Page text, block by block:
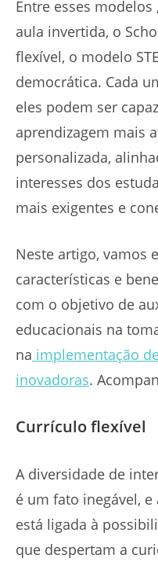
Entre esses
aula invertida, o
flexível, o modelo
democrática. Cada
eles podem ser
aprendizagem mais
personalizada,
interesses dos
mais exigentes e
Neste artigo, vamos
características e
com o objetivo de
educacionais na
na implementação
inovadoras.
Currículo flexível
A diversidade de
é um fato inegável,
está ligada à
que despertam a